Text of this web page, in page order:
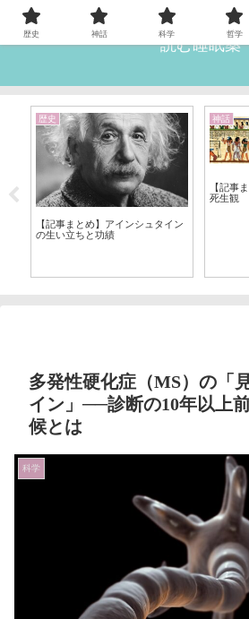
読む睡眠薬
歴史
【記事まとめ】アインシュタイン
の生い立ちと功績
神話
【記事
死生観
多発性硬化症（MS）の「
イン」──診断の10年以上
候とは
科学
歴史 神話 科学 哲学